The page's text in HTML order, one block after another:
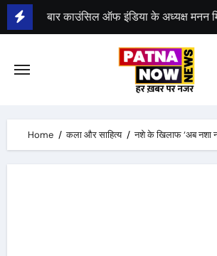
Skip
to
भीम सेना का भारत बंद, राजद का बंद को
Home कला और साहित्य नशे के खिलाफ ‘अब नशा